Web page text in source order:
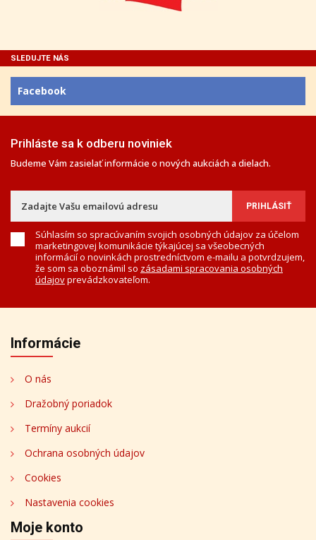
SLEDUJTE NÁS
Facebook
Prihláste sa k odberu noviniek
Budeme Vám zasielať informácie o nových aukciách a dielach.
Súhlasím so spracúvaním svojich osobných údajov za účelom
marketingovej komunikácie týkajúcej sa všeobecných
informácií o novinkách prostredníctvom e-mailu a potvrdzujem,
že som sa oboznámil so zásadami spracovania osobných
údajovprevádzkovateľom.
Informácie
O nás
Dražobný poriadok
Termíny aukcií
Ochrana osobných údajov
Cookies
Nastavenia cookies
Moje konto